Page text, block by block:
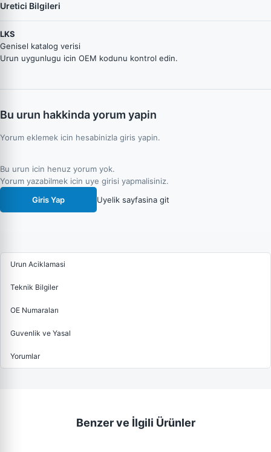
Uretici Bilgileri
LKS
Genisel katalog verisi
Urun uygunlugu icin OEM kodunu kontrol edin.
Bu urun hakkinda yorum yapin
Yorum eklemek icin hesabinizla giris yapin.
Bu urun icin henuz yorum yok.
Yorum yazabilmek icin uye girisi yapmalisiniz.
Giris Yap
Uyelik sayfasina git
Urun Aciklamasi
Teknik Bilgiler
OE Numaraları
Guvenlik ve Yasal
Yorumlar
Benzer ve İlgili Ürünler